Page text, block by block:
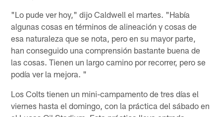
"Lo pude ver hoy," dijo Caldwell el martes. "Había
algunas cosas en términos de alineación y cosas de
esa naturaleza que se nota, pero en su mayor parte,
han conseguido una comprensión bastante buena de
las cosas. Tienen un largo camino por recorrer, pero se
podía ver la mejora. "
Los Colts tienen un mini-campamento de tres días el
viernes hasta el domingo, con la práctica del sábado en